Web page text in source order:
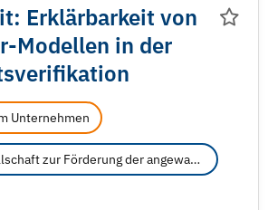
Erklärbarkeit von
Modellen in der
Unternehmen
Fraunhofer-Gesellschaft zur Förderung der angewandten Forschung e.V.